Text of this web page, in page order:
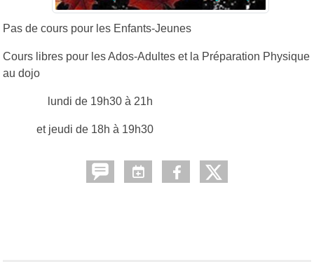
Pas de cours pour les Enfants-Jeunes
Cours libres pour les Ados-Adultes et la Préparation Physique
au dojo
lundi de 19h30 à 21h
et jeudi de 18h à 19h30